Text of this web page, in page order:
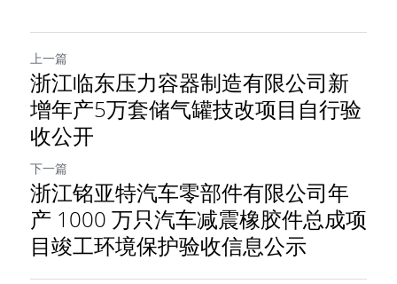
上一篇
浙江临东压力容器制造有限公司新
增年产5万套储气罐技改项目自行验
收公开
下一篇
浙江铭亚特汽车零部件有限公司年
产 1000 万只汽车减震橡胶件总成项
目竣工环境保护验收信息公示